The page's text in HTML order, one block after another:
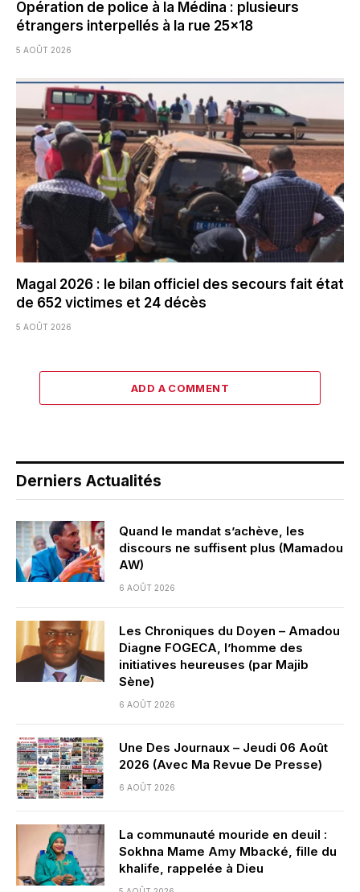
Opération de police à la Médina : plusieurs
étrangers interpellés à la rue 25×18
5 AOÛT 2026
Magal 2026 : le bilan officiel des secours fait état
de 652 victimes et 24 décès
5 AOÛT 2026
ADD A COMMENT
Derniers Actualités
Quand le mandat s’achève, les
discours ne suffisent plus (Mamadou
AW)
6 AOÛT 2026
Les Chroniques du Doyen – Amadou
Diagne FOGECA, l’homme des
initiatives heureuses (par Majib
Sène)
6 AOÛT 2026
Une Des Journaux – Jeudi 06 Août
2026 (Avec Ma Revue De Presse)
6 AOÛT 2026
La communauté mouride en deuil :
Sokhna Mame Amy Mbacké, fille du
khalife, rappelée à Dieu